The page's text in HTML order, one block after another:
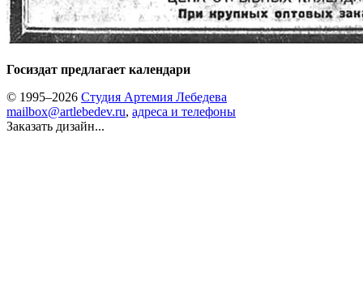
Госиздат предлагает календари
© 1995–2026 Студия Артемия Лебедева
mailbox@artlebedev.ru, адреса и телефоны
Заказать дизайн...